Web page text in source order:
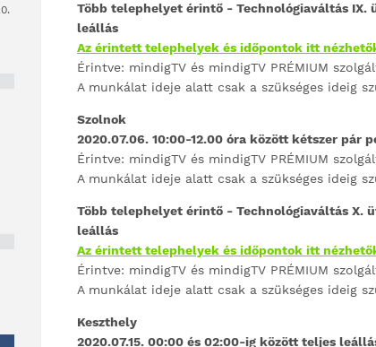
Több telephelyet érintő - Technológiaváltás IX.
leállás
Az érintett telephelyek és időpontok itt
Érintve: mindigTV és mindigTV PRÉMIUM
A munkálat ideje alatt csak a szükséges ideig
Szolnok
2020.07.06. 10:00-12.00 óra között kétszer pár
Érintve: mindigTV és mindigTV PRÉMIUM
A munkálat ideje alatt csak a szükséges ideig
Több telephelyet érintő - Technológiaváltás X.
leállás
Az érintett telephelyek és időpontok itt
Érintve: mindigTV és mindigTV PRÉMIUM
A munkálat ideje alatt csak a szükséges ideig
Keszthely
2020.07.15. 00:00 és 02:00-ig között teljes